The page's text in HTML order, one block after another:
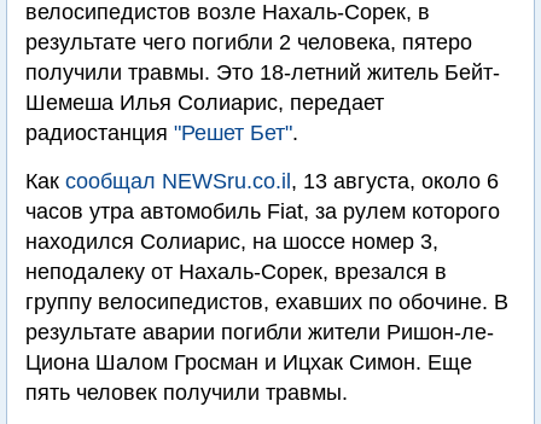
велосипедистов возле Нахаль-Сорек, в
результате чего погибли 2 человека, пятеро
получили травмы. Это 18-летний житель Бейт-
Шемеша Илья Солиарис, передает
радиостанция "Решет Бет".
Как сообщал NEWSru.co.il , 13 августа, около 6
часов утра автомобиль Fiat, за рулем которого
находился Солиарис, на шоссе номер 3,
неподалеку от Нахаль-Сорек, врезался в
группу велосипедистов, ехавших по обочине. В
результате аварии погибли жители Ришон-ле-
Циона Шалом Гросман и Ицхак Симон. Еще
пять человек получили травмы.